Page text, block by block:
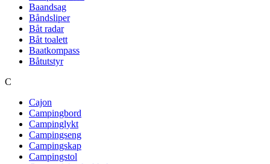
Baandsag
Båndsliper
Båt radar
Båt toalett
Baatkompass
Båtutstyr
C
Cajon
Campingbord
Campinglykt
Campingseng
Campingskap
Campingstol